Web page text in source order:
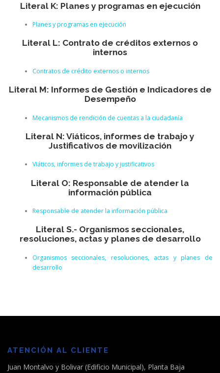
Literal K: Planes y programas en ejecución
Planes y programas en ejecución
Literal L: Contrato de créditos externos o
internos
Contratos de crédito externos o internos
Literal M: Informes de Gestión e Indicadores de
Desempeño
Mecanismos de rendición de cuentas a la ciudadanía
Literal N: Viáticos, informes de trabajo y
Justificativos de movilización
Viáticos, informes de trabajo y justificativos
Literal O: Responsable de atender la
información pública
Responsable de atender la información pública
Literal S.- Organismos seccionales,
resoluciones, actas y planes de desarrollo
Organismos seccionales, resoluciones, actas y planes de
desarrollo
ATENCIÓN AL CLIENTE
Juan Montalvo y Bolivar (Edificio Municipal), Planta Baja